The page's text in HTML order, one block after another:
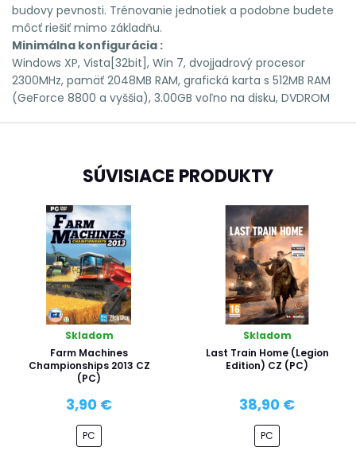
budovy pevnosti. Trénovanie jednotiek a podobne budete
môcť riešiť mimo základňu.
Minimálna konfigurácia :
Windows XP, Vista[32bit], Win 7, dvojjadrový procesor
2300MHz, pamäť 2048MB RAM, grafická karta s 512MB RAM
(GeForce 8800 a vyššia), 3.00GB voľno na disku, DVDROM
SÚVISIACE PRODUKTY
Skladom
Farm Machines
Championships 2013 CZ
(PC)
3,90 €
PC
Skladom
Last Train Home (Legion
Edition) CZ (PC)
38,90 €
PC